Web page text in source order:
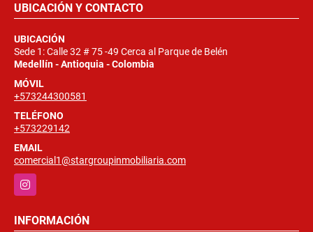
UBICACIÓN Y CONTACTO
UBICACIÓN
Sede 1: Calle 32 # 75 -49 Cerca al Parque de Belén
Medellín - Antioquia - Colombia
MÓVIL
+573244300581
TELÉFONO
+573229142
EMAIL
comercial1@stargroupinmobiliaria.com
Instagram
INFORMACIÓN